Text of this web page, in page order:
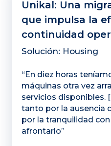
Unikal: Una
que impulsa la
continuidad
Solución: Housing
“En diez horas
máquinas otra vez
servicios disponibles.
tanto por la ausencia
por la tranquilidad
afrontarlo”